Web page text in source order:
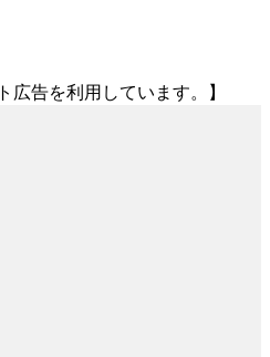
広告を利用しています。】